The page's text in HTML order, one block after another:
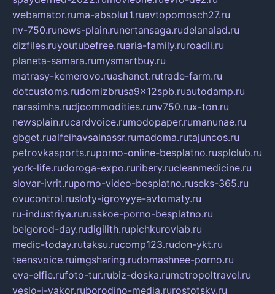
webamator.ruma-absolut1.ruavtopomosch27.ru
nv-750.runews-plain.runertansaga.rudelanalad.ru
dizfiles.ruyoutubefree.ruaria-family.ruroadli.ru
planeta-samara.rumysmartbuy.ru
matrasy-kemerovo.ruashanet.rutrade-farm.ru
dotcustoms.rudomizbrusa9x12spb.ruautodamp.ru
narasimha.rudjcommodities.runv750.rux-ton.ru
newsplain.rucardvoice.rumodopaper.rumanunae.ru
gbget.rualfeihavsalnassr.rumadoma.rutajuncos.ru
petrovkasports.ruporno-online-besplatno.rusplclub.ru
york-life.rudoroga-expo.ruribery.rucleanmedicine.ru
slovar-ivrit.ruporno-video-besplatno.ruseks-365.ru
ovucontrol.rusloty-igrovyye-avtomaty.ru
ru-industriya.rurusskoe-porno-besplatno.ru
belgorod-day.rudigilith.rupichkurovlab.ru
medic-today.rutaksu.rucomp123.rudon-ykt.ru
teensvoice.ruimgsharing.rudomashnee-porno.ru
eva-elfie.rufoto-tur.rubiz-doska.rumetropoltravel.ru
veslo-i-yakor.ruborodino-media.rurostotsky.ru